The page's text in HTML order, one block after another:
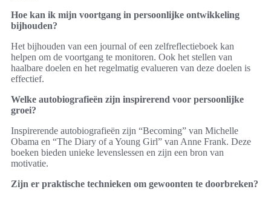
Hoe kan ik mijn voortgang in persoonlijke ontwikkeling
bijhouden?
Het bijhouden van een journal of een zelfreflectieboek kan
helpen om de voortgang te monitoren. Ook het stellen van
haalbare doelen en het regelmatig evalueren van deze doelen is
effectief.
Welke autobiografieën zijn inspirerend voor persoonlijke
groei?
Inspirerende autobiografieën zijn “Becoming” van Michelle
Obama en “The Diary of a Young Girl” van Anne Frank. Deze
boeken bieden unieke levenslessen en zijn een bron van
motivatie.
Zijn er praktische technieken om gewoonten te doorbreken?